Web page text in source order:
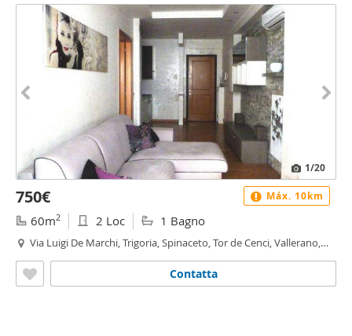
1/20
750€
60m2 2 Loc 1 Bagno
Via Luigi De Marchi, Trigoria, Spinaceto, Tor de Cenci, Vallerano,
Contatta
Máx. 10km